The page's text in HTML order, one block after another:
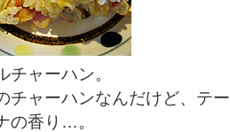
ャーハン。
チャーハンなんだけど、テ
の香り…。